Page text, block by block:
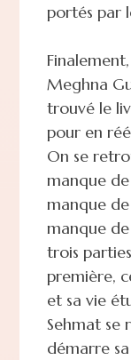
portés par
Meghna
trouvé le
pour en
On se
manque
manque
manque
trois
première,
et sa vie
Sehmat se
démarre